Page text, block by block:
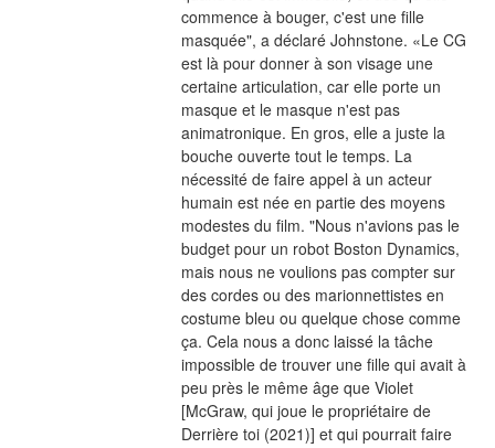
commence à bouger, c'est une fille
masquée", a déclaré Johnstone. «Le CG
est là pour donner à son visage une
certaine articulation, car elle porte un
masque et le masque n'est pas
animatronique. En gros, elle a juste la
bouche ouverte tout le temps. La
nécessité de faire appel à un acteur
humain est née en partie des moyens
modestes du film. "Nous n'avions pas le
budget pour un robot Boston Dynamics,
mais nous ne voulions pas compter sur
des cordes ou des marionnettistes en
costume bleu ou quelque chose comme
ça. Cela nous a donc laissé la tâche
impossible de trouver une fille qui avait à
peu près le même âge que Violet
[McGraw, qui joue le propriétaire de
Derrière toi (2021)] et qui pourrait faire